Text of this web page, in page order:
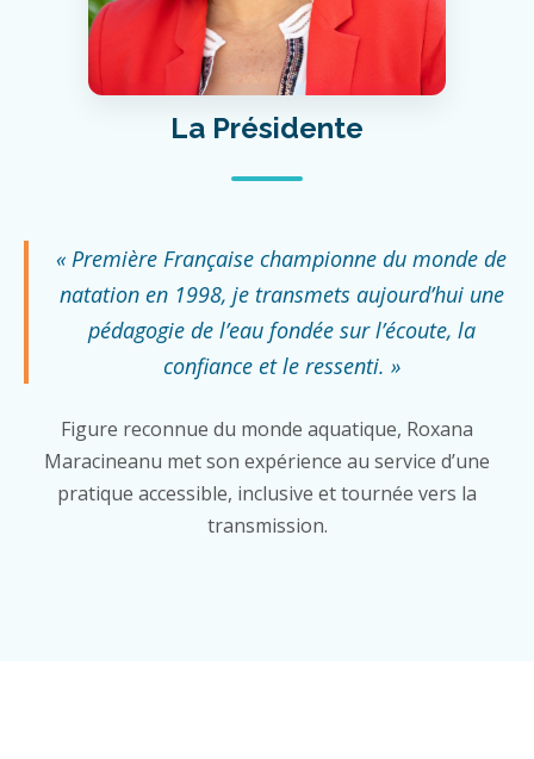
La Présidente
« Première Française championne du monde de
natation en 1998, je transmets aujourd’hui une
pédagogie de l’eau fondée sur l’écoute, la
confiance et le ressenti. »
Figure reconnue du monde aquatique, Roxana
Maracineanu met son expérience au service d’une
pratique accessible, inclusive et tournée vers la
transmission.